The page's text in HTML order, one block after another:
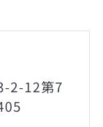
2-12第7